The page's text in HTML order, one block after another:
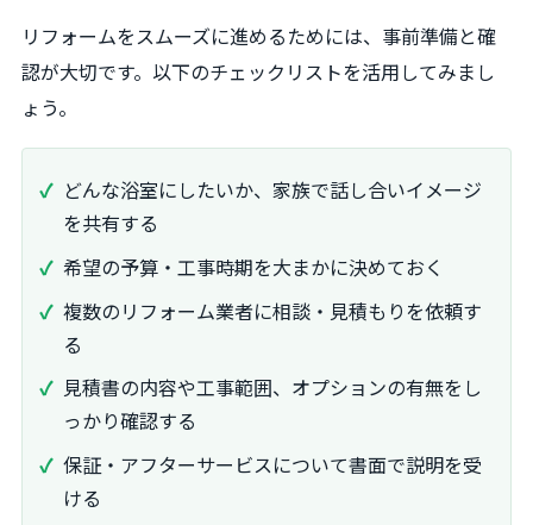
リフォームをスムーズに進めるためには、事前準備と確
認が大切です。以下のチェックリストを活用してみまし
ょう。
どんな浴室にしたいか、家族で話し合いイメージ
を共有する
希望の予算・工事時期を大まかに決めておく
複数のリフォーム業者に相談・見積もりを依頼す
る
見積書の内容や工事範囲、オプションの有無をし
っかり確認する
保証・アフターサービスについて書面で説明を受
ける